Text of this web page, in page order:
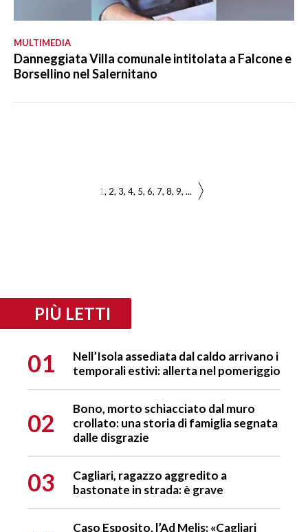
MULTIMEDIA
Danneggiata Villa comunale intitolata a Falcone e
Borsellino nel Salernitano
1 2 3 4 5 6 7 8 9 ...
PIÙ LETTI
01
Nell’Isola assediata dal caldo arrivano i
temporali estivi: allerta nel pomeriggio
02
Bono, morto schiacciato dal muro
crollato: una storia di famiglia segnata
dalle disgrazie
03
Cagliari, ragazzo aggredito a
bastonate in strada: è grave
Caso Esposito, l’Ad Melis: «Cagliari